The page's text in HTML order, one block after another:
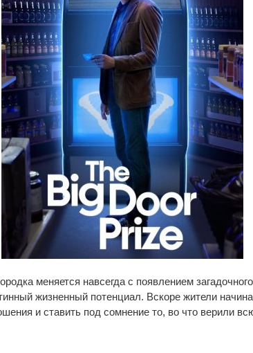
меняется навсегда с появлением
жизненный потенциал. Вскоре жители
и ставить под сомнение то, во что верили